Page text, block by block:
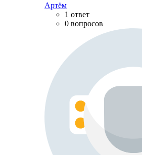
Артём
1 ответ
0 вопросов